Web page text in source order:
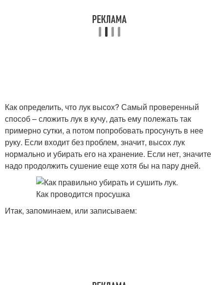
Как определить, что лук высох? Самый проверенный
способ – сложить лук в кучу, дать ему полежать так
примерно сутки, а потом попробовать просунуть в нее
руку. Если входит без проблем, значит, высох лук
нормально и убирать его на хранение. Если нет, значите
надо продолжить сушение еще хотя бы на пару дней.
Итак, запоминаем, или записываем: